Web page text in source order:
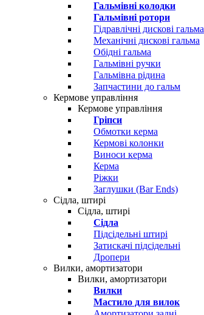
Гальмівні колодки
Гальмівні ротори
Гідравлічні дискові гальма
Механічні дискові гальма
Обідні гальма
Гальмівні ручки
Гальмівна рідина
Запчастини до гальм
Кермове управління
Кермове управління
Гріпси
Обмотки керма
Кермові колонки
Виноси керма
Керма
Ріжки
Заглушки (Bar Ends)
Сідла, штирі
Сідла, штирі
Сідла
Підсідельні штирі
Затискачі підсідельні
Дропери
Вилки, амортизатори
Вилки, амортизатори
Вилки
Мастило для вилок